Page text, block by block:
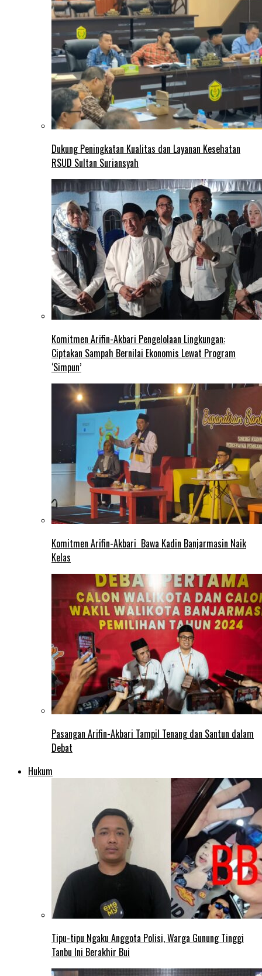
Dukung Peningkatan Kualitas dan Layanan Kesehatan
RSUD Sultan Suriansyah
Komitmen Arifin-Akbari Pengelolaan Lingkungan:
Ciptakan Sampah Bernilai Ekonomis Lewat Program
‘Simpun’
Komitmen Arifin-Akbari Bawa Kadin Banjarmasin Naik
Kelas
Pasangan Arifin-Akbari Tampil Tenang dan Santun dalam
Debat
Hukum
Tipu-tipu Ngaku Anggota Polisi, Warga Gunung Tinggi
Tanbu Ini Berakhir Bui